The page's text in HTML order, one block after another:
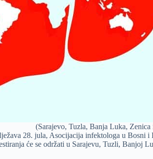
(Sarajevo, Tuzla, Banja Luka,
28. jula, Asocijacija infektologa u Bosni
će se održati u Sarajevu, Tuzli, Banjoj